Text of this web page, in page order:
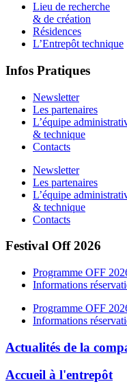
Lieu de recherche
& de création
Résidences
L’Entrepôt technique
Infos Pratiques
Newsletter
Les partenaires
L’équipe
& technique
Contacts
Newsletter
Les partenaires
L’équipe
& technique
Contacts
Festival Off 2026
Programme OFF
Informations
Programme OFF
Informations
Actualités de la
Accueil à l'entrepôt